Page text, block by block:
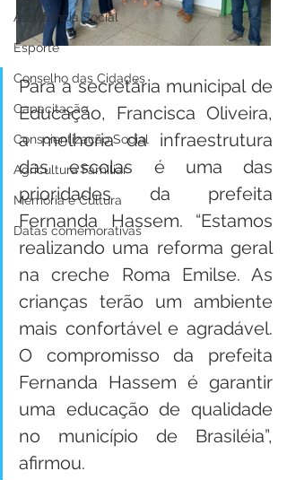
Assistência Social
Esporte
Conselho das Cidades
Capacitação
Conscientização Social
Agricultura Familiar
Memória e Cultura
Datas comemorativas
Para a secretária municipal de
Educação, Francisca Oliveira,
a melhoria da infraestrutura
das escolas é uma das
prioridades da prefeita
Fernanda Hassem. “Estamos
realizando uma reforma geral
na creche Roma Emilse. As
crianças terão um ambiente
mais confortável e agradável.
O compromisso da prefeita
Fernanda Hassem é garantir
uma educação de qualidade
no município de Brasiléia”,
afirmou.